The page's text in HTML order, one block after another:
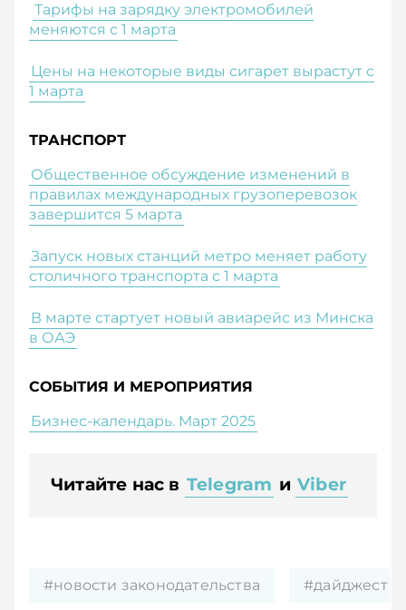
Тарифы на зарядку электромобилей
меняются с 1 марта
Цены на некоторые виды сигарет вырастут с
1 марта
ТРАНСПОРТ
Общественное обсуждение изменений в
правилах международных грузоперевозок
завершится 5 марта
Запуск новых станций метро меняет работу
столичного транспорта с 1 марта
В марте стартует новый авиарейс из Минска
в ОАЭ
СОБЫТИЯ И МЕРОПРИЯТИЯ
Бизнес-календарь. Март 2025
Читайте нас в Telegram и Viber
#новости законодательства #дайджест